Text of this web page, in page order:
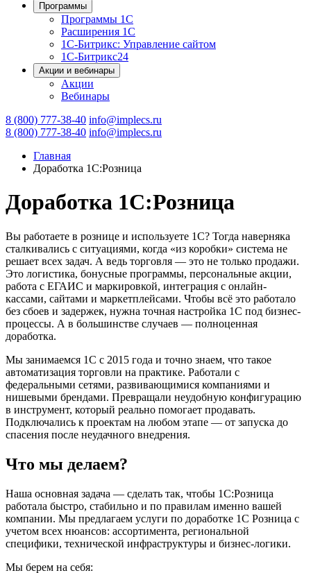
Программы
Программы 1С
Расширения 1С
1С-Битрикс: Управление сайтом
1С-Битрикс24
Акции и вебинары
Акции
Вебинары
8 (800) 777-38-40 info@implecs.ru
8 (800) 777-38-40 info@implecs.ru
Главная
Доработка 1С:Розница
Доработка 1С:Розница
Вы работаете в рознице и используете 1С? Тогда наверняка
сталкивались с ситуациями, когда «из коробки» система не
решает всех задач. А ведь торговля — это не только продажи.
Это логистика, бонусные программы, персональные акции,
работа с ЕГАИС и маркировкой, интеграция с онлайн-
кассами, сайтами и маркетплейсами. Чтобы всё это работало
без сбоев и задержек, нужна точная настройка 1С под бизнес-
процессы. А в большинстве случаев — полноценная
доработка.
Мы занимаемся 1С с 2015 года и точно знаем, что такое
автоматизация торговли на практике. Работали с
федеральными сетями, развивающимися компаниями и
нишевыми брендами. Превращали неудобную конфигурацию
в инструмент, который реально помогает продавать.
Подключались к проектам на любом этапе — от запуска до
спасения после неудачного внедрения.
Что мы делаем?
Наша основная задача — сделать так, чтобы 1С:Розница
работала быстро, стабильно и по правилам именно вашей
компании. Мы предлагаем услуги по доработке 1С Розница с
учетом всех нюансов: ассортимента, региональной
специфики, технической инфраструктуры и бизнес-логики.
Мы берем на себя: